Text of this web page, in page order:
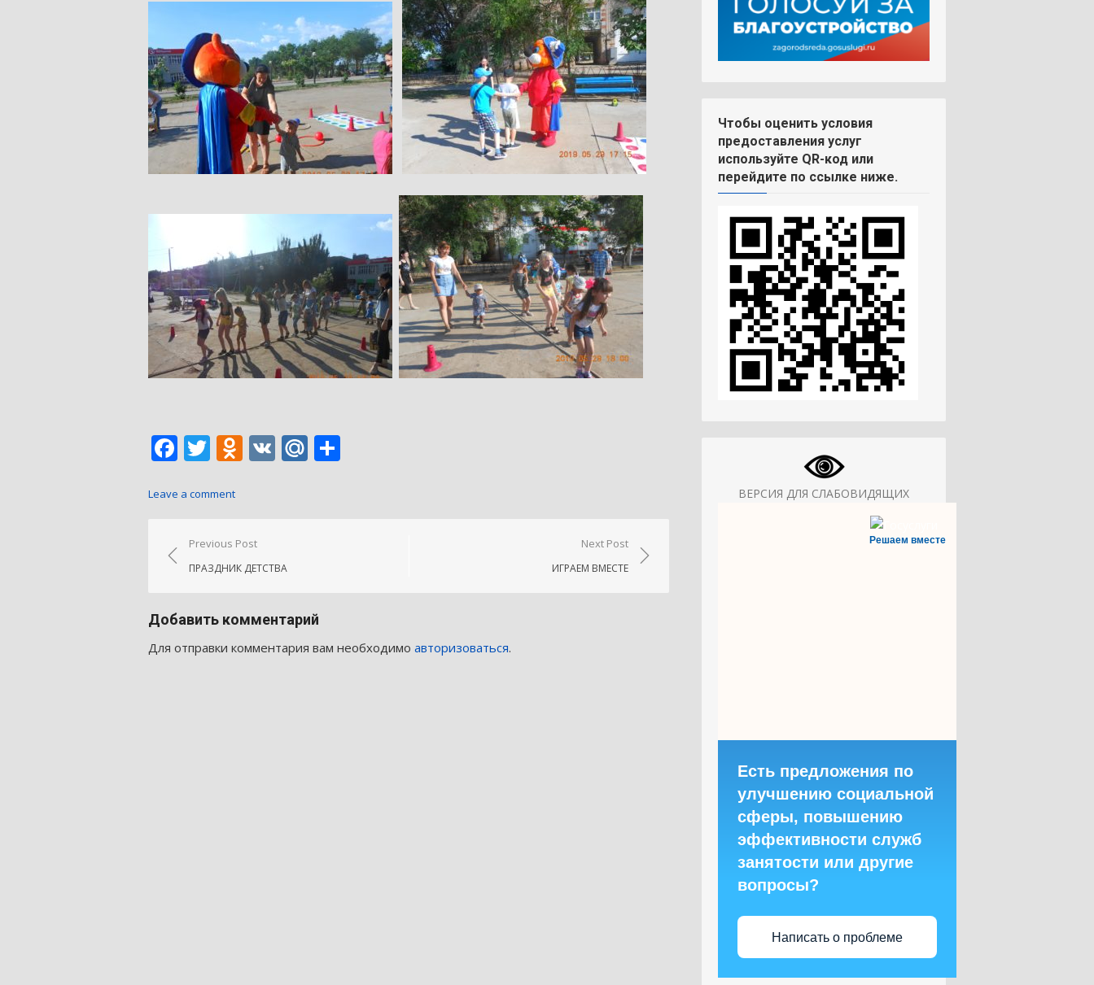
Facebook
Twitter
Odnoklassniki
VK Mail.Ru
Leave a comment
Навигация
по
Previous Post
ПРАЗДНИК ДЕТСТВА
Next Post
ИГРАЕМ ВМЕСТЕ
Добавить комментарий
Для отправки комментария вам необходимо авторизоваться.
Чтобы оценить условия
предоставления услуг
используйте QR-код или
перейдите по ссылке ниже.
ВЕРСИЯ ДЛЯ СЛАБОВИДЯЩИХ
Решаем вместе
Есть предложения по
улучшению социальной
сферы, повышению
эффективности служб
занятости или другие
вопросы?
Написать о проблеме